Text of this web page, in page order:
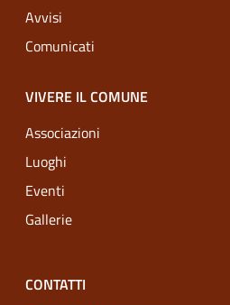
Avvisi
Comunicati
VIVERE IL COMUNE
Associazioni
Luoghi
Eventi
Gallerie
CONTATTI